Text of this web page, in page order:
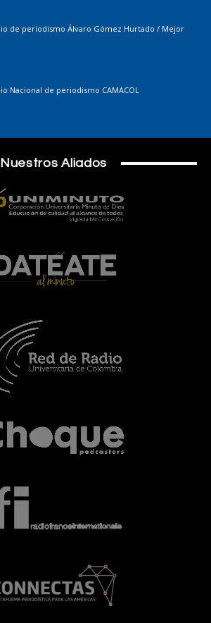
de periodismo Álvaro Gómez Hurtado / Mejor
Nacional de periodismo CAMACOL
Nuestros Aliados